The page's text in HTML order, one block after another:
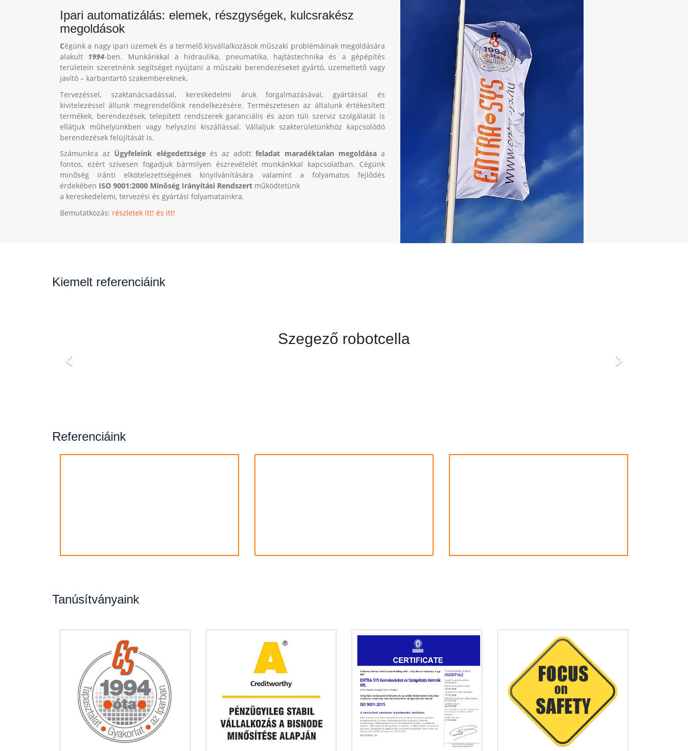
Ipari automatizálás: elemek, részgységek, kulcsrakész
megoldások
Cégünk a nagy ipari üzemek és a termelõ kisvállalkozások műszaki problémáinak megoldására
alakult 1994-ben. Munkánkkal a hidraulika, pneumatika, hajtástechnika és a gépépítés
területein szeretnénk segítséget nyújtani a mûszaki berendezéseket gyártó, üzemeltetõ vagy
javító – karbantartó szakembereknek.
Tervezéssel, szaktanácsadással, kereskedelmi áruk forgalmazásával, gyártással és
kivitelezéssel állunk megrendelõink rendelkezésére. Természetesen az általunk értékesített
termékek, berendezések, telepített rendszerek garanciális és azon túli szerviz szolgálatát is
ellátjuk mûhelyünkben vagy helyszíni kiszállással. Vállaljuk szakterületünkhöz kapcsolódó
berendezések felújítását is.
Számunkra az Ügyfeleink elégedettségeés az adottfeladat maradéktalan megoldásaa
fontos, ezért szívesen fogadjuk bármilyen észrevételét munkánkkal kapcsolatban. Cégünk
minõség iránti elkötelezettségének kinyilvánítására valamint a folyamatos fejlõdés
érdekében ISO 9001:2000 Minõség Irányítási Rendszert működtetünk
a kereskedelemi, tervezési és gyártási folyamatainkra.
Bemutatkozás: részletek itt! és itt!
Kiemelt referenciáink
Szegező robotcella
Referenciáink
Tanúsítványaink